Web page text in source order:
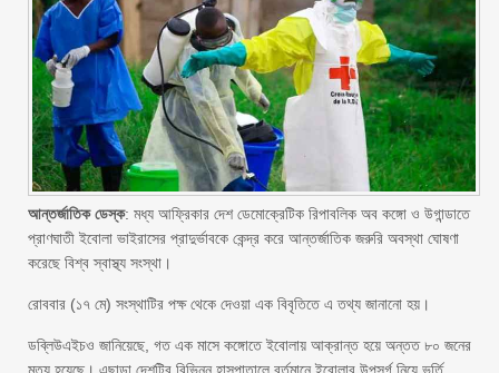
আন্তর্জাতিক ডেস্ক: মধ্য আফ্রিকার দেশ ডেমোক্রেটিক রিপাবলিক অব কঙ্গো ও উগান্ডাতে
প্রাণঘাতী ইবোলা ভাইরাসের প্রাদুর্ভাবকে কেন্দ্র করে আন্তর্জাতিক জরুরি অবস্থা ঘোষণা
করেছে বিশ্ব স্বাস্থ্য সংস্থা।
রোববার (১৭ মে) সংস্থাটির পক্ষ থেকে দেওয়া এক বিবৃতিতে এ তথ্য জানানো হয়।
ডব্লিউএইচও জানিয়েছে, গত এক মাসে কঙ্গোতে ইবোলায় আক্রান্ত হয়ে অন্তত ৮০ জনের
মৃত্যু হয়েছে। এছাড়া দেশটির বিভিন্ন হাসপাতালে বর্তমানে ইবোলার উপসর্গ নিয়ে ভর্তি